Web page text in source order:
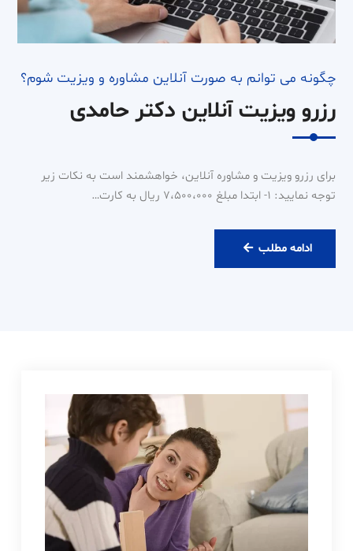
چگونه می توانم به صورت آنلاین مشاوره و ویزیت شوم؟
رزرو ویزیت آنلاین دکتر حامدی
برای رزرو ویزیت و مشاوره آنلاین، خواهشمند است به نکات زیر
توجه نمایید: ۱- ابتدا مبلغ ۷،۵۰۰،۰۰۰ ریال به کارت…
ادامه مطلبرزرو
ویزیت